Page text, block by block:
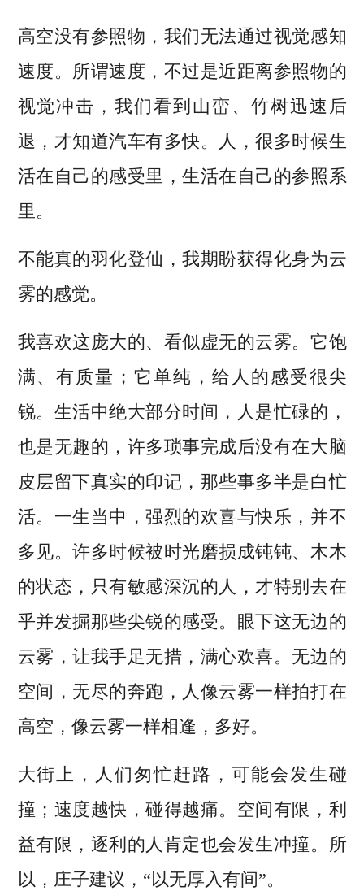
高空没有参照物，我们无法通过视觉感知
速度。所谓速度，不过是近距离参照物的
视觉冲击，我们看到山峦、竹树迅速后
退，才知道汽车有多快。人，很多时候生
活在自己的感受里，生活在自己的参照系
里。
不能真的羽化登仙，我期盼获得化身为云
雾的感觉。
我喜欢这庞大的、看似虚无的云雾。它饱
满、有质量；它单纯，给人的感受很尖
锐。生活中绝大部分时间，人是忙碌的，
也是无趣的，许多琐事完成后没有在大脑
皮层留下真实的印记，那些事多半是白忙
活。一生当中，强烈的欢喜与快乐，并不
多见。许多时候被时光磨损成钝钝、木木
的状态，只有敏感深沉的人，才特别去在
乎并发掘那些尖锐的感受。眼下这无边的
云雾，让我手足无措，满心欢喜。无边的
空间，无尽的奔跑，人像云雾一样拍打在
高空，像云雾一样相逢，多好。
大街上，人们匆忙赶路，可能会发生碰
撞；速度越快，碰得越痛。空间有限，利
益有限，逐利的人肯定也会发生冲撞。所
以，庄子建议，“以无厚入有间”。